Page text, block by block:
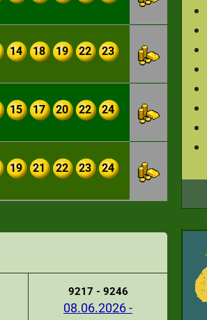
14 18 19 22 23
15 17 20 22 24
19 21 22 23 24
9217 - 9246
08.06.2026 -